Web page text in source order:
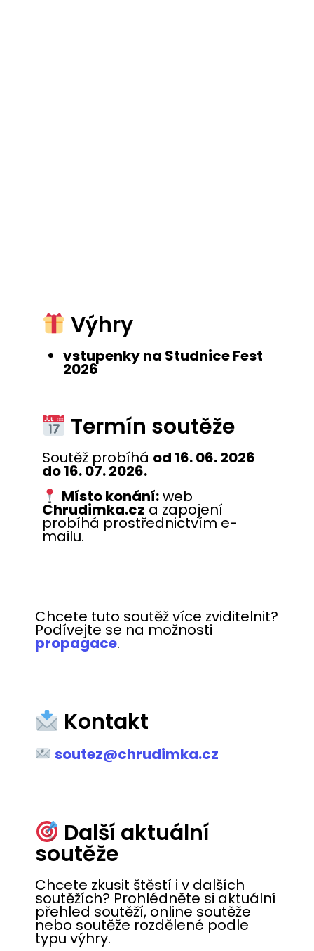
Výhry
vstupenky na Studnice Fest
2026
Termín soutěže
Soutěž probíhá od 16. 06. 2026
do 16. 07. 2026.
Místo konání:web
Chrudimka.cz a zapojení
probíhá prostřednictvím e-
mailu.
Chcete tuto soutěž více zviditelnit?
Podívejte se na možnosti
propagace.
Kontakt
soutez@chrudimka.cz
Další aktuální
soutěže
Chcete zkusit štěstí i v dalších
soutěžích? Prohlédněte si aktuální
přehled soutěží, online soutěže
nebo soutěže rozdělené podle
typu výhry.